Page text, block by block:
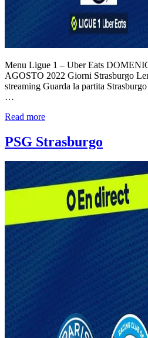
Menu Ligue 1 – Uber Eats
AGOSTO 2022 Giorni Strasburgo
streaming Guarda la partita
…
Read more
PSG Strasburgo